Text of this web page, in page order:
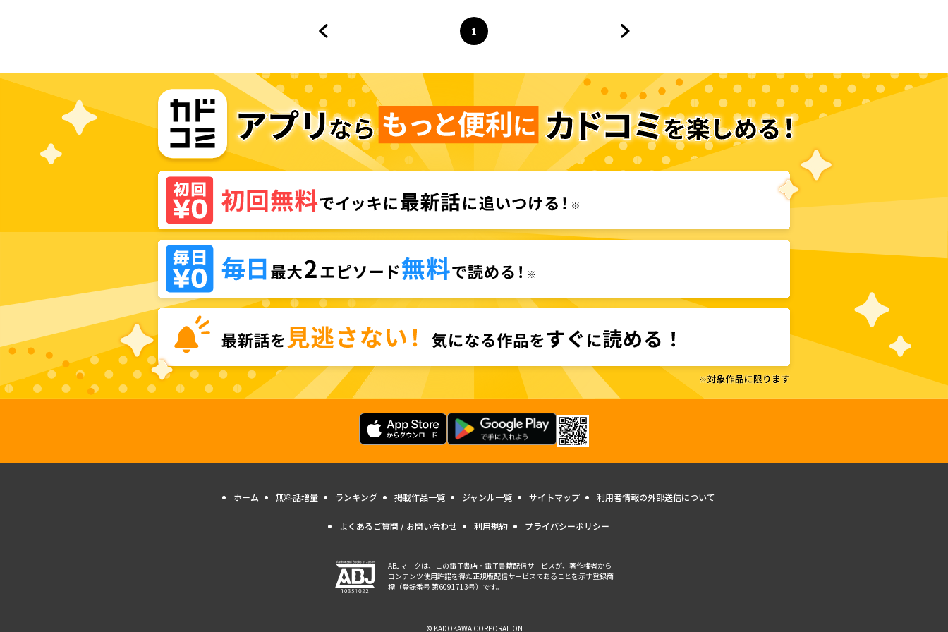
ページ
1
へ
ホーム 無料話増量 ランキング 掲載作品一覧 ジャンル一覧 サイトマップ 利用者情報の外部送信について
よくあるご質問 / お問い合わせ 利用規約 プライバシーポリシー
ABJマークは、この電子書店・電子書籍配信サービスが、著作権者から
コンテンツ使用許諾を得た正規版配信サービスであることを示す登録商
標（登録番号 第6091713号）です。
© KADOKAWA CORPORATION